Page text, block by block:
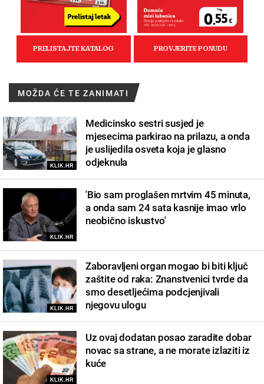
MOŽDA ĆE TE ZANIMATI
KLIK.HR
Medicinsko sestri susjed je
mjesecima parkirao na prilazu, a onda
je uslijedila osveta koja je glasno
odjeknula
KLIK.HR
'Bio sam proglašen mrtvim 45 minuta,
a onda sam 24 sata kasnije imao vrlo
neobično iskustvo'
KLIK.HR
Zaboravljeni organ mogao bi biti ključ
zaštite od raka: Znanstvenici tvrde da
smo desetljećima podcjenjivali
njegovu ulogu
KLIK.HR
Uz ovaj dodatan posao zaradite dobar
novac sa strane, a ne morate izlaziti iz
kuće